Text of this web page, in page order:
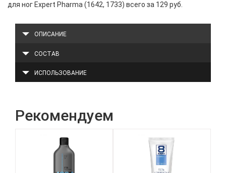
для ног Expert Pharma (1642, 1733) всего за 129 руб.
ОПИСАНИЕ
СОСТАВ
ИСПОЛЬЗОВАНИЕ
Рекомендуем